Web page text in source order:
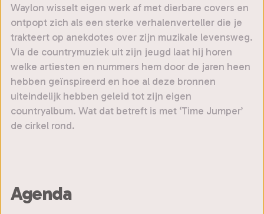
Waylon wisselt eigen werk af met dierbare covers en
ontpopt zich als een sterke verhalenverteller die je
trakteert op anekdotes over zijn muzikale levensweg.
Via de countrymuziek uit zijn jeugd laat hij horen
welke artiesten en nummers hem door de jaren heen
hebben geïnspireerd en hoe al deze bronnen
uiteindelijk hebben geleid tot zijn eigen
countryalbum. Wat dat betreft is met ‘Time Jumper’
de cirkel rond.
Agenda